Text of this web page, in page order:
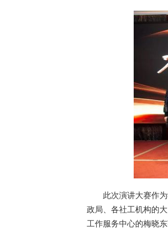
此次演讲大赛作
政局、各社工机构的
工作服务中心的梅晓